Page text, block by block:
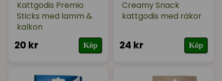
Kattgodis Premio
Sticks med lamm &
kalkon
20 kr Köp
Creamy Snack
kattgodis med räkor
24 kr Köp